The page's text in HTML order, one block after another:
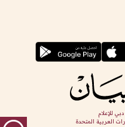
دبي للإعلام